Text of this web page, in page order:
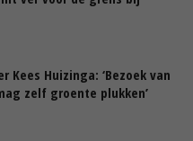
Kees Huizinga: ‘Bezoek van
zelf groente plukken’